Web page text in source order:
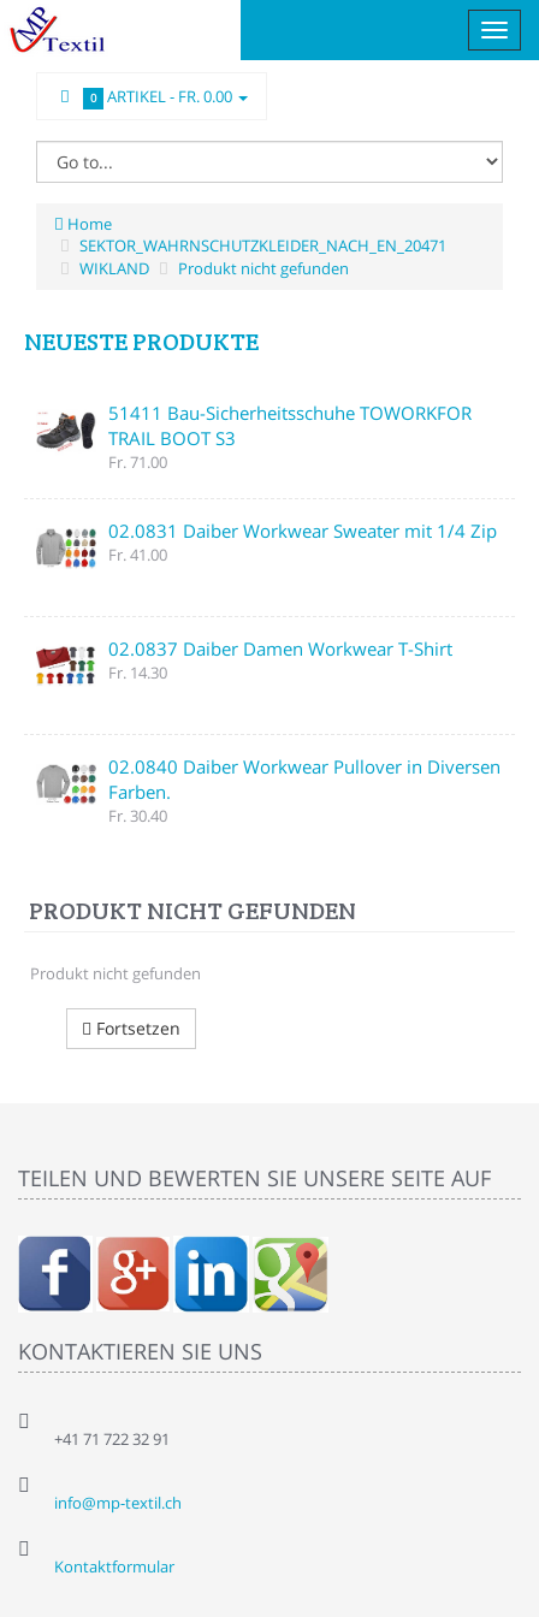
0 ARTIKEL - FR. 0.00
Home
SEKTOR_WAHRNSCHUTZKLEIDER_NACH_EN_20471
WIKLAND
Produkt nicht gefunden
NEUESTE PRODUKTE
51411 Bau-Sicherheitsschuhe TOWORKFOR
TRAIL BOOT S3
Fr. 71.00
02.0831 Daiber Workwear Sweater mit 1/4 Zip
Fr. 41.00
02.0837 Daiber Damen Workwear T-Shirt
Fr. 14.30
02.0840 Daiber Workwear Pullover in Diversen
Farben.
Fr. 30.40
PRODUKT NICHT GEFUNDEN
Produkt nicht gefunden
Fortsetzen
TEILEN UND BEWERTEN SIE UNSERE SEITE AUF
KONTAKTIEREN SIE UNS
+41 71 722 32 91
info@mp-textil.ch
Kontaktformular